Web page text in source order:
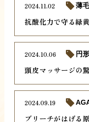
抗酸化力で守る緑
2024.11.02 薄
頭皮マッサージの
2024.10.06 円
ブリーチがはげる
2024.09.19